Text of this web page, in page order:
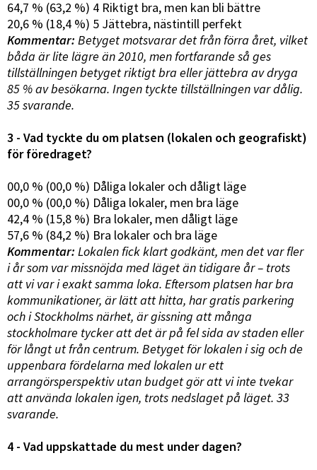
64,7 % (63,2 %) 4 Riktigt bra, men kan bli bättre
20,6 % (18,4 %) 5 Jättebra, nästintill perfekt
Kommentar: Betyget motsvarar det från förra året, vilket
båda är lite lägre än 2010, men fortfarande så ges
tillställningen betyget riktigt bra eller jättebra av dryga
85 % av besökarna. Ingen tyckte tillställningen var dålig.
35 svarande.
3 - Vad tyckte du om platsen (lokalen och geografiskt)
för föredraget?
00,0 % (00,0 %) Dåliga lokaler och dåligt läge
00,0 % (00,0 %) Dåliga lokaler, men bra läge
42,4 % (15,8 %) Bra lokaler, men dåligt läge
57,6 % (84,2 %) Bra lokaler och bra läge
Kommentar: Lokalen fick klart godkänt, men det var fler
i år som var missnöjda med läget än tidigare år – trots
att vi var i exakt samma loka. Eftersom platsen har bra
kommunikationer, är lätt att hitta, har gratis parkering
och i Stockholms närhet, är gissning att många
stockholmare tycker att det är på fel sida av staden eller
för långt ut från centrum. Betyget för lokalen i sig och de
uppenbara fördelarna med lokalen ur ett
arrangörsperspektiv utan budget gör att vi inte tvekar
att använda lokalen igen, trots nedslaget på läget. 33
svarande.
4 - Vad uppskattade du mest under dagen?